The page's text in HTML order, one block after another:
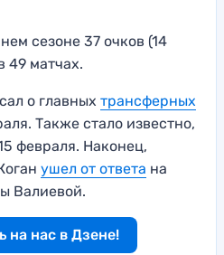
сезоне 37 очков (14
49 матчах.
о главных трансферных
Также стало известно,
февраля. Наконец,
ушел от ответа на
Валиевой.
на нас в Дзене!